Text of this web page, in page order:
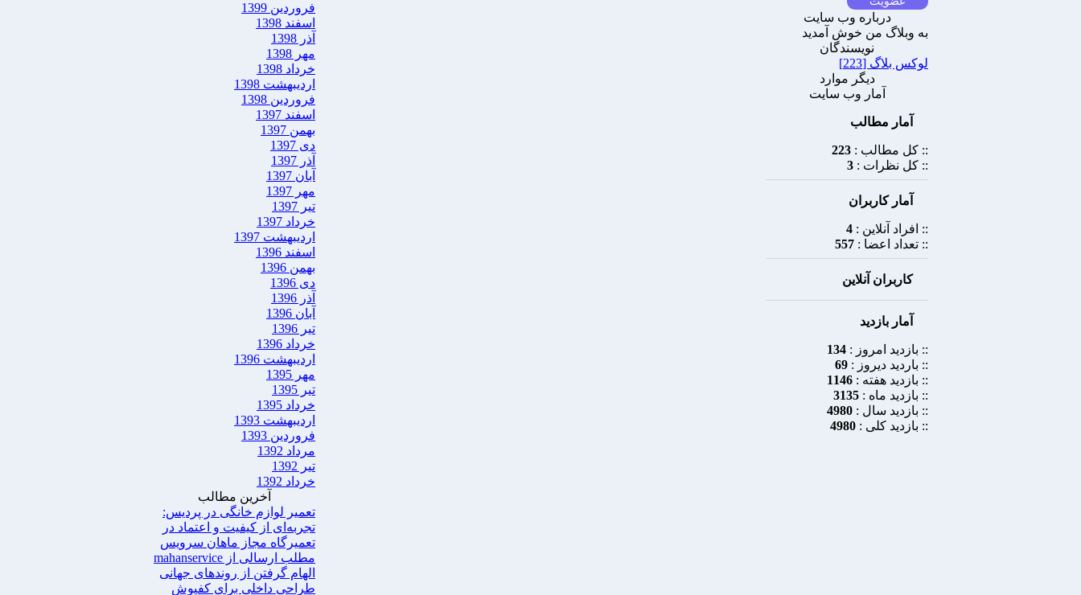
درباره وب سايت
به وبلاگ من خوش آمدید
نویسندگان
لوکس بلاگ [223]
دیگر موارد
آمار وب سایت
آمار مطالب
:: کل مطالب : 223
:: کل نظرات : 3
آمار کاربران
:: افراد آنلاین : 4
:: تعداد اعضا : 557
کاربران آنلاین
آمار بازدید
:: بازدید امروز : 134
:: باردید دیروز : 69
:: بازدید هفته : 1146
:: بازدید ماه : 3135
:: بازدید سال : 4980
:: بازدید کلی : 4980
فروردین 1399
اسفند 1398
آذر 1398
مهر 1398
خرداد 1398
اردیبهشت 1398
فروردین 1398
اسفند 1397
بهمن 1397
دی 1397
آذر 1397
آبان 1397
مهر 1397
تیر 1397
خرداد 1397
اردیبهشت 1397
اسفند 1396
بهمن 1396
دی 1396
آذر 1396
آبان 1396
تیر 1396
خرداد 1396
اردیبهشت 1396
مهر 1395
تیر 1395
خرداد 1395
اردیبهشت 1393
فروردین 1393
مرداد 1392
تیر 1392
خرداد 1392
آخرین مطالب
تعمیر لوازم خانگی در پردیس:
تجربه‌ای از کیفیت و اعتماد در
تعمیرگاه مجاز ماهان سرویس
مطلب ارسالی از mahanservice
الهام گرفتن از روندهای جهانی
طراحی داخلی برای کفپوش